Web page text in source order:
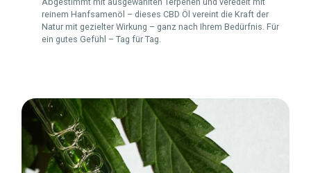
reinem Hanfsamenöl – dieses CBD Öl vereint die Kraft der
Natur mit gezielter Wirkung – ganz nach Ihrem Bedürfnis. Für
ein gutes Gefühl – Tag für Tag.